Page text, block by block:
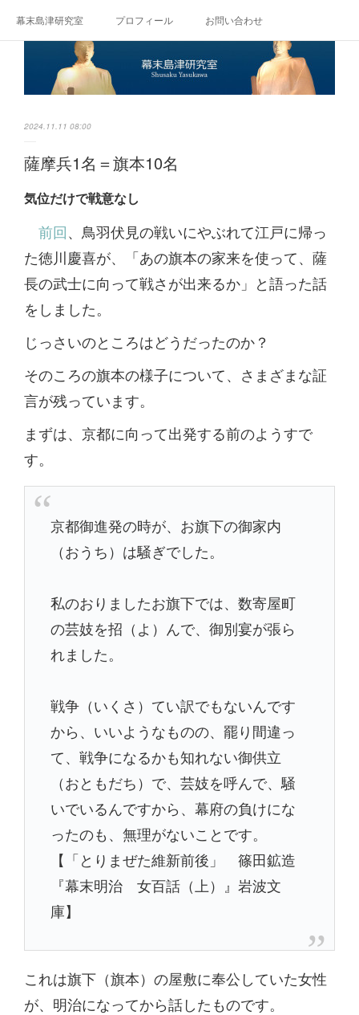
幕末島津研究室 プロフィール お問い合わせ
2024.11.11 08:00
薩摩兵1名＝旗本10名
気位だけで戦意なし
前回、鳥羽伏見の戦いにやぶれて江戸に帰っ
た徳川慶喜が、「あの旗本の家来を使って、薩
長の武士に向って戦さが出来るか」と語った話
をしました。
じっさいのところはどうだったのか？
そのころの旗本の様子について、さまざまな証
言が残っています。
まずは、京都に向って出発する前のようすで
す。
京都御進発の時が、お旗下の御家内
（おうち）は騒ぎでした。
私のおりましたお旗下では、数寄屋町
の芸妓を招（よ）んで、御別宴が張ら
れました。
戦争（いくさ）てい訳でもないんです
から、いいようなものの、罷り間違っ
て、戦争になるかも知れない御供立
（おともだち）で、芸妓を呼んで、騒
いでいるんですから、幕府の負けにな
ったのも、無理がないことです。
【「とりまぜた維新前後」 篠田鉱造
『幕末明治 女百話（上）』岩波文
庫】
これは旗下（旗本）の屋敷に奉公していた女性
が、明治になってから話したものです。